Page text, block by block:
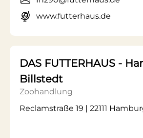
www.futterhaus.de
DAS FUTTERHAUS -
Billstedt
Zoohandlung
Reclamstraße 19 | 22111